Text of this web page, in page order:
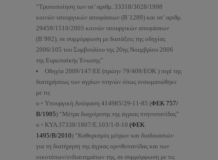
“Τροποποίηση των υπ’ αριθμ. 33318/3028/1998
κοινών υπουργικών αποφάσεων (Β΄1289) και υπ’ αριθμ.
29459/1510/2005 κοινών υπουργικών αποφάσεων
(Β΄992), σε συμμόρφωση με διατάξεις της οδηγίας
2006/105 του Συμβουλίου της 20ης Νοεμβρίου 2006
της Ευρωπαϊκής Ένωσης”
Οδηγία 2009/147/ΕΕ (πρώην 79/409/ΕΟΚ ) περί της
διατηρήσεως των αγρίων πτηνών όπως ενσωματώθηκε
με τις
o ◦ Υπουργική Απόφαση 414985/29-11-85 (ΦΕΚ 757/
Β/1985) “Μέτρα διαχείρισης της άγριας πτηνοπανίδας”
o ◦ KYA 37338/1807/E.103/1-9-10 (ΦΕΚ
1495/B/2010) “Καθορισμός μέτρων και διαδικασιών
για τη διατήρηση της άγριας ορνιθοπανίδας και των
οικοτόπων/ενδιαιτημάτων της, σε συμμόρφωση με τις